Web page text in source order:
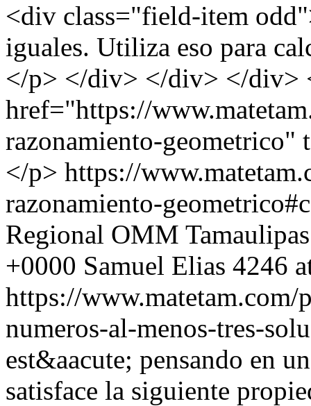
<div class="field-item
iguales. Utiliza eso para
</p> </div> </div> </div>
href="https://
razonamiento-geometrico"
</p> https://
razonamiento-
Regional OMM
+0000 Samuel Elias 4246
https://www.matetam.com/
numeros-al-menos-tres-
est&aacute; pensando en
satisface la siguiente